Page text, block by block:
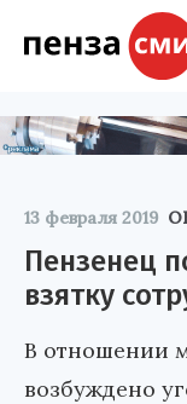
13 февраля 2019
Пензенец
взятку
В отношении
возбуждено